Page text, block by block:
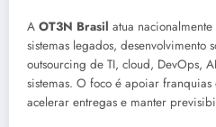
A OT3N Brasil atua
sistemas legados, desenvolvimento
outsourcing de TI, cloud, DevOps,
sistemas. O foco é apoiar
acelerar entregas e manter